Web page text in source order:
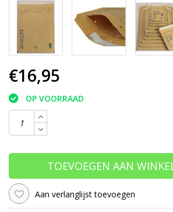
€16,95
OP VOORRAAD
TOEVOEGEN AAN
Aan verlanglijst toevoegen